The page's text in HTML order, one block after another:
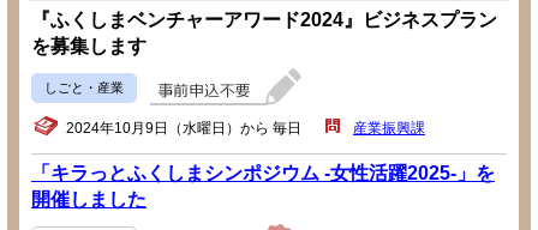
『ふくしまベンチャーアワード2024』ビジネスプラン
を募集します
しごと・産業
2024年10月9日（水曜日）から 毎日 産業振興課
「キラっとふくしまシンポジウム -女性活躍2025-」を
開催しました